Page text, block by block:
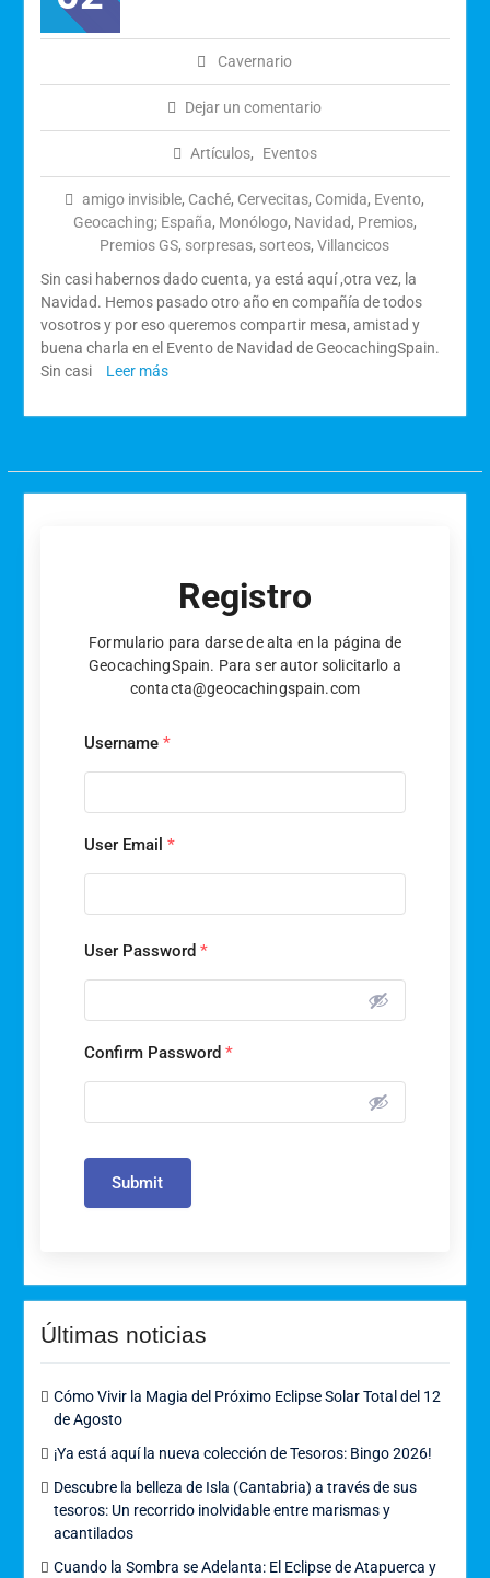
Geocaching 2026
Evento del 1 de mayo de
2026
Cavernario
Dejar un comentario
Artículos, Eventos
amigo invisible, Caché, Cervecitas, Comida, Evento,
Geocaching; España, Monólogo, Navidad, Premios,
Premios GS, sorpresas, sorteos,Villancicos
Sin casi habernos dado cuenta, ya está aquí ,otra vez, la
Navidad. Hemos pasado otro año en compañía de todos
vosotros y por eso queremos compartir mesa, amistad y
buena charla en el Evento de Navidad de GeocachingSpain.
Sin casi
Leer más
Registro
Formulario para darse de alta en la página de
GeocachingSpain. Para ser autor solicitarlo a
contacta@geocachingspain.com
Username *
User Email *
User Password *
Confirm Password *
Submit
Últimas noticias
Cómo Vivir la Magia del Próximo Eclipse Solar Total del 12
de Agosto
¡Ya está aquí la nueva colección de Tesoros: Bingo 2026!
Descubre la belleza de Isla (Cantabria) a través de sus
tesoros: Un recorrido inolvidable entre marismas y
acantilados
Cuando la Sombra se Adelanta: El Eclipse de Atapuerca y